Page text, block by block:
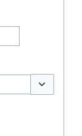
สลับตัวเลือก